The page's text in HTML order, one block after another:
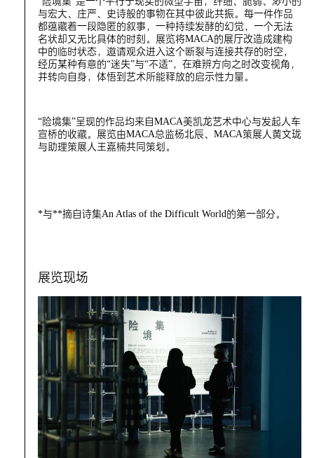
与宏大、庄严、史诗般的事物在其中彼此共振。每一件作品
都蕴藏着一段隐匿的叙事，一种持续发酵的幻觉，一个无法
名状却又无比具体的时刻。展览将MACA的展厅改造成建构
中的临时状态，邀请观众进入这个断裂与连接共存的时空，
经历某种有意的“迷失”与“不适”，在难辨方向之时改变视角，
并转向自身，体悟到艺术所能释放的启示性力量。
“险境集”呈现的作品均来自MACA美凯龙艺术中心与发起人车
宣桥的收藏。展览由MACA总监杨北辰、MACA策展人黄文珑
与助理策展人王嘉楠共同策划。
*与**摘自诗集An Atlas of the Difficult World的第一部分。
展览现场